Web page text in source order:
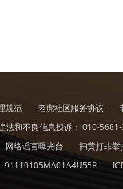
规范 老虎社区服务协议
法和不良信息投诉： 010-
网络谣言曝光台
扫黄打非
91110105MA01A4U55R